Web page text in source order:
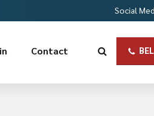
Social
Contact